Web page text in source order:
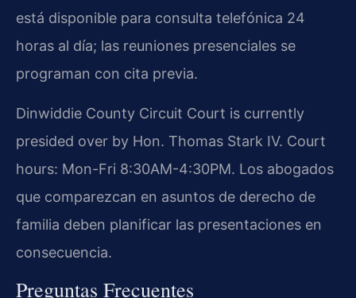
está disponible para consulta telefónica 24
horas al día; las reuniones presenciales se
programan con cita previa.
Dinwiddie County Circuit Court is currently
presided over by Hon. Thomas Stark IV. Court
hours: Mon-Fri 8:30AM-4:30PM. Los abogados
que comparezcan en asuntos de derecho de
familia deben planificar las presentaciones en
consecuencia.
Preguntas Frecuentes